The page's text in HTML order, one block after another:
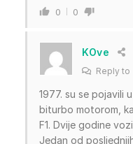
0 0
KOve
Reply to
1977. su se pojavili
biturbo motorom,
F1. Dvije godine
Jedan od